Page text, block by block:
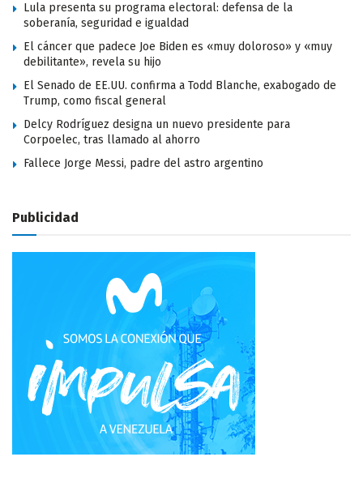
Lula presenta su programa electoral: defensa de la
soberanía, seguridad e igualdad
El cáncer que padece Joe Biden es «muy doloroso» y «muy
debilitante», revela su hijo
El Senado de EE.UU. confirma a Todd Blanche, exabogado de
Trump, como fiscal general
Delcy Rodríguez designa un nuevo presidente para
Corpoelec, tras llamado al ahorro
Fallece Jorge Messi, padre del astro argentino
Publicidad